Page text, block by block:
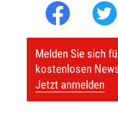
Melden Sie sich
kostenlosen
Jetzt anmelden